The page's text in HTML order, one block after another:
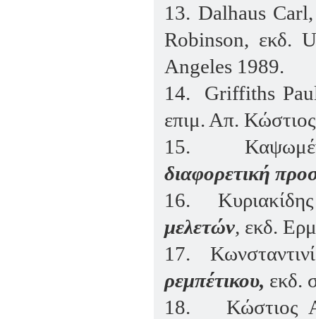
13. Dalhaus Carl
Robinson, εκδ.
Angeles 1989.
14.
Griffiths
επιμ. Απ.
15.
διαφορετική
16.
μελετών, εκδ.
17.
ρεμπέτικου, εκδ.
18.
Κώστιος